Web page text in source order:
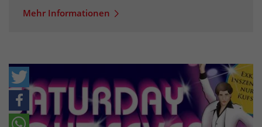
Mehr Informationen